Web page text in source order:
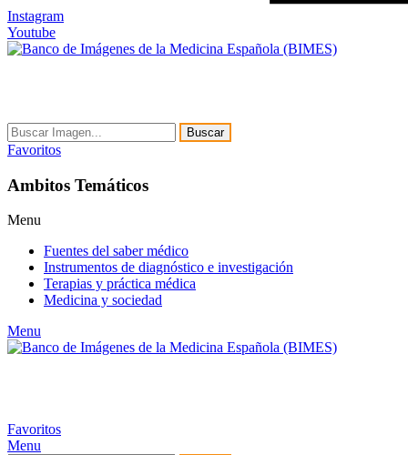
Instagram
Youtube
Buscar
Favoritos
Ambitos Temáticos
Menu
Fuentes del saber médico
Instrumentos de diagnóstico e investigación
Terapias y práctica médica
Medicina y sociedad
Menu
Favoritos
Menu